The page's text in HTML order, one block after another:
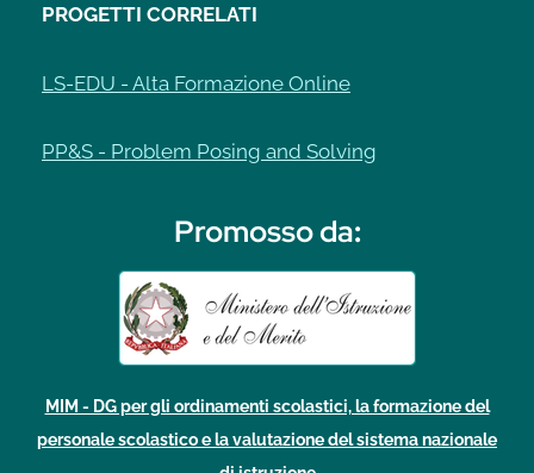
PROGETTI CORRELATI
LS-EDU - Alta Formazione Online
PP&S - Problem Posing and Solving
Promosso da:
MIM - DG per gli ordinamenti scolastici, la formazione del
personale scolastico e la valutazione del sistema nazionale